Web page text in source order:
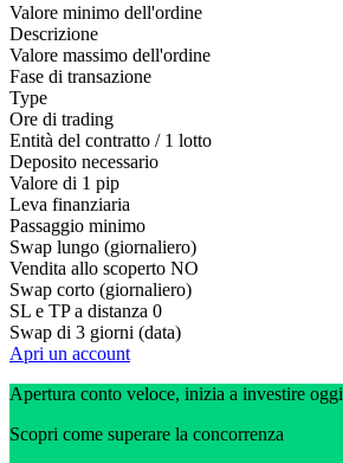
Valore minimo dell'ordine
Descrizione
Valore massimo dell'ordine
Fase di transazione
Type
Ore di trading
Entità del contratto / 1 lotto
Deposito necessario
Valore di 1 pip
Leva finanziaria
Passaggio minimo
Swap lungo (giornaliero)
Vendita allo scoperto NO
Swap corto (giornaliero)
SL e TP a distanza 0
Swap di 3 giorni (data)
Apri un account
Apertura conto veloce, inizia a investire oggi
Scopri come superare la concorrenza